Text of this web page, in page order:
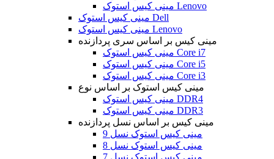
مینی کیس استوک Lenovo
مینی کیس استوک Dell
مینی کیس استوک Lenovo
مینی کیس بر اساس سری پردازنده
مینی کیس استوک Core i7
مینی کیس استوک Core i5
مینی کیس استوک Core i3
مینی کیس استوک بر اساس نوع
مینی کیس استوک DDR4
مینی کیس استوک DDR3
مینی کیس بر اساس نسل پردازنده
مینی کیس استوک نسل 9
مینی کیس استوک نسل 8
مینی کیس استوک نسل 7